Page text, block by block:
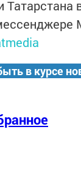
Татарстана
в курсе